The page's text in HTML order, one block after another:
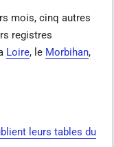
mois, cinq autres
registres
Loire, le Morbihan,
leurs tables du